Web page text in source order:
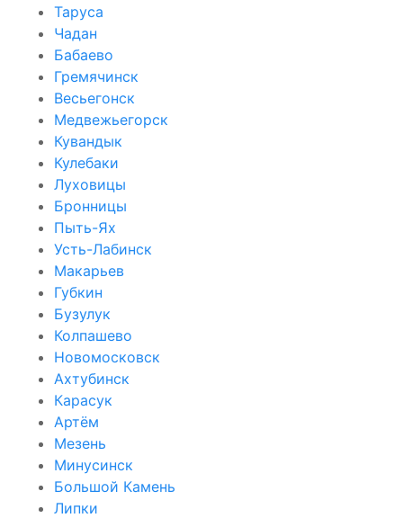
Таруса
Чадан
Бабаево
Гремячинск
Весьегонск
Медвежьегорск
Кувандык
Кулебаки
Луховицы
Бронницы
Пыть-Ях
Усть-Лабинск
Макарьев
Губкин
Бузулук
Колпашево
Новомосковск
Ахтубинск
Карасук
Артём
Мезень
Минусинск
Большой Камень
Липки